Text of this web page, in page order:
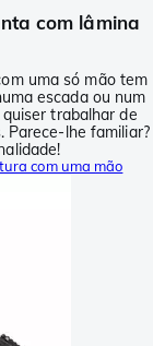
com lâmina
uma só mão tem
escada ou num
trabalhar de
Parece-lhe familiar?
com uma mão